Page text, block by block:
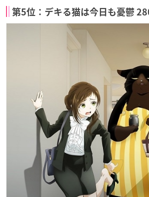
第5位：デキる猫は今日も憂鬱